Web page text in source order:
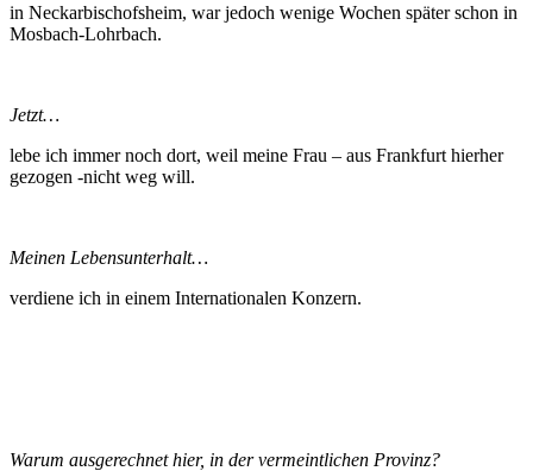
in Neckarbischofsheim, war jedoch wenige Wochen später schon in
Mosbach-Lohrbach.
Jetzt…
lebe ich immer noch dort, weil meine Frau – aus Frankfurt hierher
gezogen -nicht weg will.
Meinen Lebensunterhalt…
verdiene ich in einem Internationalen Konzern.
Warum ausgerechnet hier, in der vermeintlichen Provinz?